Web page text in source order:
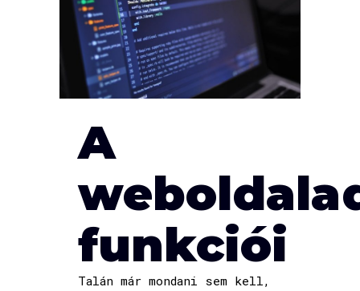
A
funkciói
Talán már mondani sem kell,